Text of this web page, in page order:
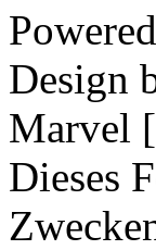
Design
Marvel
Dieses